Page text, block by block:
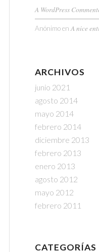
A WordPress
Anónimoen A nice
ARCHIVOS
junio 2021
agosto 2014
mayo 2014
febrero 2014
diciembre 2013
febrero 2013
enero 2013
agosto 2012
mayo 2012
febrero 2011
CATEGORÍAS